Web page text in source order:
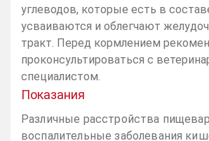
углеводов, которые есть в
усваиваются и облегчают
тракт. Перед кормлением
проконсультироваться с
специалистом.
Показания
Различные расстройства
воспалительные заболевания